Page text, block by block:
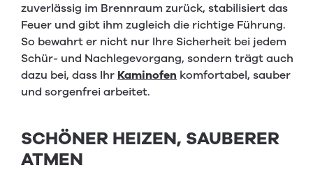
zuverlässig im Brennraum zurück, stabilisiert das
Feuer und gibt ihm zugleich die richtige Führung.
So bewahrt er nicht nur Ihre Sicherheit bei jedem
Schür- und Nachlegevorgang, sondern trägt auch
dazu bei, dass Ihr Kaminofen komfortabel, sauber
und sorgenfrei arbeitet.
SCHÖNER HEIZEN, SAUBERER
ATMEN